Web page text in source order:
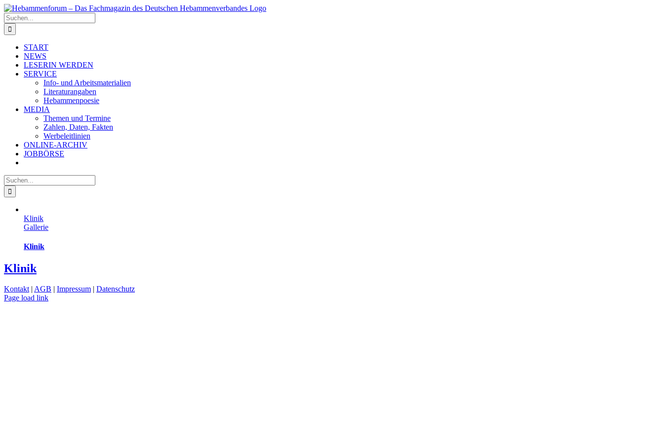
Zum
Inhalt
springen
Suche
nach:
START
NEWS
LESERIN WERDEN
SERVICE
Info- und Arbeitsmaterialien
Literaturangaben
Hebammenpoesie
MEDIA
Themen und Termine
Zahlen, Daten, Fakten
Werbeleitlinien
ONLINE-ARCHIV
JOBBÖRSE
Suche
nach:
Klinik
Gallerie
Klinik
Klinik
Kontakt| AGB | Impressum | Datenschutz
Page load link